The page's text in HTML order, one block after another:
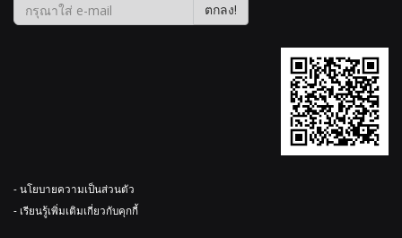
ตกลง!
- นโยบายความเป็นส่วนตัว
- เรียนรู้เพิ่มเติมเกี่ยวกับคุกกี้